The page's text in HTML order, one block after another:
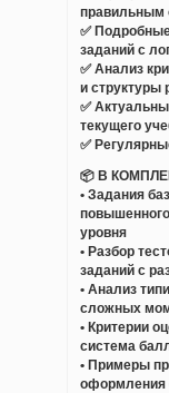
правильным
✅
заданий с
✅ Анализ
и структуры
✅
текущего
✅
📦 В
• Задания
уровня
• Разбор
заданий с
• Анализ
сложных
• Критерии
система
• Примеры
оформления